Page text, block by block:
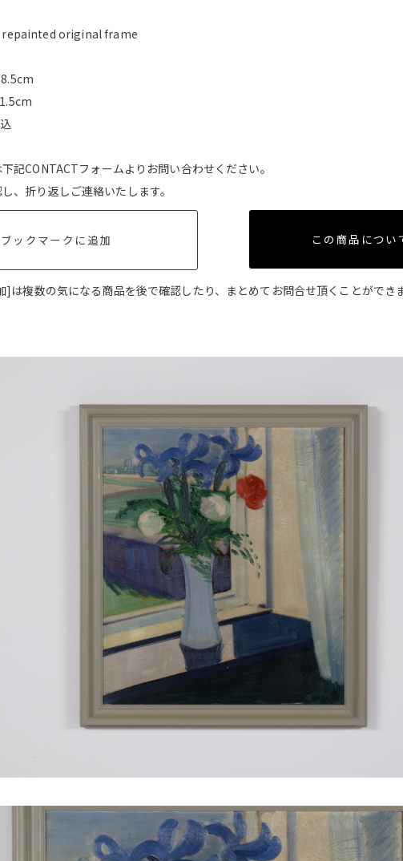
repainted original frame
記CONTACTフォームよりお問い合わせください。
、折り返しご連絡いたします。
ブックマークに追加 この商品につい
]は複数の気になる商品を後で確認したり、まとめてお問合せ頂くことができま